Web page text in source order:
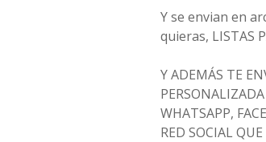
Y se envian en
quieras, LISTAS
Y ADEMÁS TE
WHATSAPP,
RED SOCIAL